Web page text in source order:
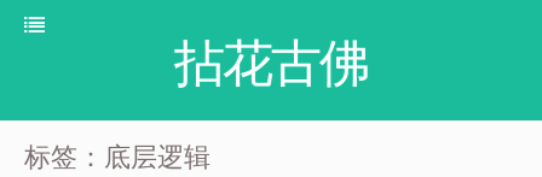
拈花古佛
标签：底层逻辑